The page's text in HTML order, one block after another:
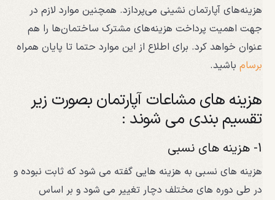
هزینه‌های آپارتمان نشینی می‌پردازد. همچنین موارد لازم در
جهت اهمیت پرداخت هزینه‌های مشترک ساختمان‌ها را هم
عنوان خواهد کرد. برای اطلاع از این موارد حتما تا پایان همراه
برسامباشید.
هزینه های مشاعات آپارتمان بصورت زیر
تقسیم بندی می شوند :
هزینه های نسبی به هزینه هایی گفته می شود که ثابت نبوده و
در طی دوره های مختلف دچار تغییر می شود و بر اساس